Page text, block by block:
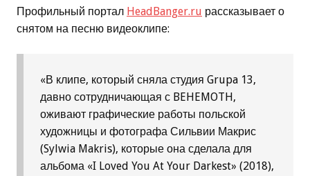
Профильный портал HeadBanger.ru рассказывает о
снятом на песню видеоклипе:
«В клипе, который сняла студия Grupa 13,
давно сотрудничающая с BEHEMOTH,
оживают графические работы польской
художницы и фотографа Сильвии Макрис
(Sylwia Makris), которые она сделала для
альбома «I Loved You At Your Darkest» (2018),